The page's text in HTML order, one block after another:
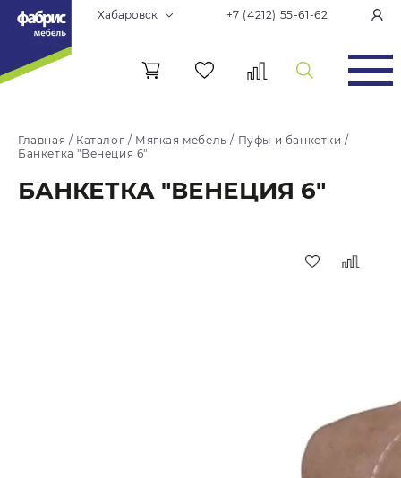
Хабаровск +7 (4212) 55-61-62
Главная / Каталог / Мягкая мебель / Пуфы и банкетки /
Банкетка "Венеция 6"
БАНКЕТКА "ВЕНЕЦИЯ 6"